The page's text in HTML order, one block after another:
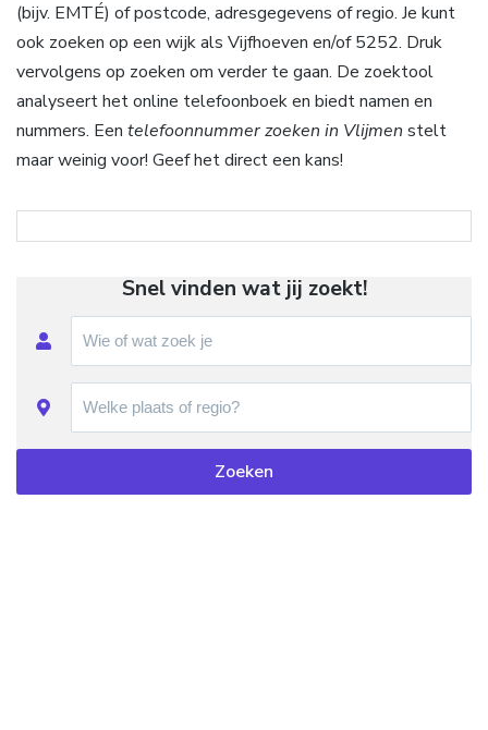
(bijv. EMTÉ) of postcode, adresgegevens of regio. Je kunt
ook zoeken op een wijk als Vijfhoeven en/of 5252. Druk
vervolgens op zoeken om verder te gaan. De zoektool
analyseert het online telefoonboek en biedt namen en
nummers. Een telefoonnummer zoeken in Vlijmen stelt
maar weinig voor! Geef het direct een kans!
Snel vinden wat jij zoekt!